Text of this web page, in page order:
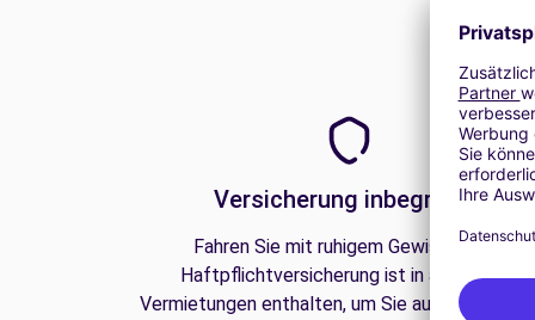
Versicherung inbegriffen
Fahren Sie mit ruhigem Gewissen. Die
Haftpflichtversicherung ist in all unseren
Vermietungen enthalten, um Sie auf der